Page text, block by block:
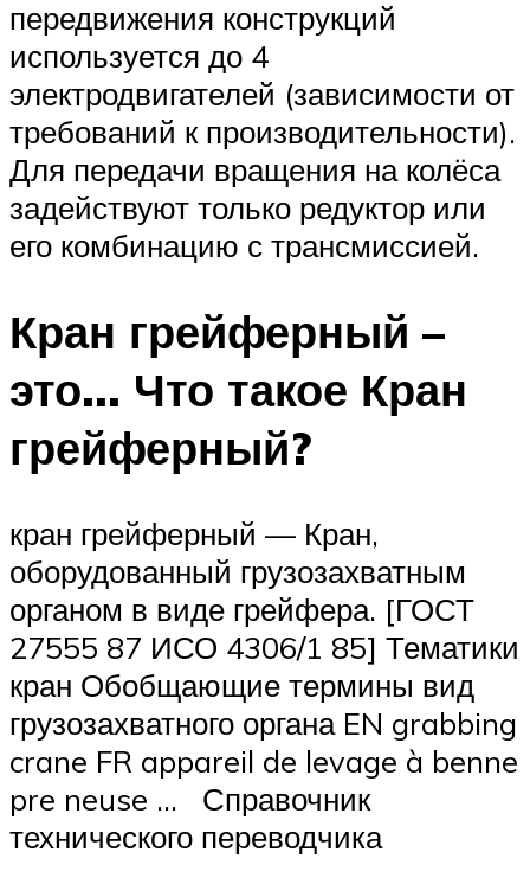
передвижения конструкций
используется до 4
электродвигателей (зависимости от
требований к производительности).
Для передачи вращения на колёса
задействуют только редуктор или
его комбинацию с трансмиссией.
Кран грейферный –
это… Что такое Кран
грейферный?
кран грейферный — Кран,
оборудованный грузозахватным
органом в виде грейфера. [ГОСТ
27555 87 ИСО 4306/1 85] Тематики
кран Обобщающие термины вид
грузозахватного органа EN grabbing
crane FR appareil de levage à benne
pre neuse … Справочник
технического переводчика